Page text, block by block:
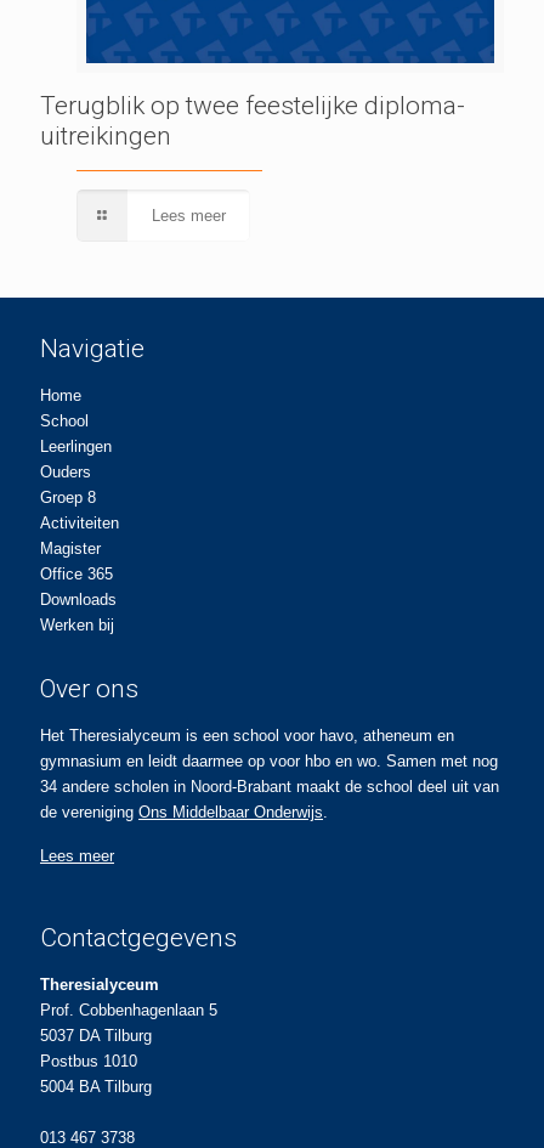
Terugblik op twee feestelijke diploma-
uitreikingen
Lees meer
Navigatie
Home
School
Leerlingen
Ouders
Groep 8
Activiteiten
Magister
Office 365
Downloads
Werken bij
Over ons
Het Theresialyceum is een school voor havo, atheneum en
gymnasium en leidt daarmee op voor hbo en wo. Samen met nog
34 andere scholen in Noord-Brabant maakt de school deel uit van
de vereniging Ons Middelbaar Onderwijs.
Lees meer
Contactgegevens
Theresialyceum
Prof. Cobbenhagenlaan 5
5037 DA Tilburg
Postbus 1010
5004 BA Tilburg
013 467 3738